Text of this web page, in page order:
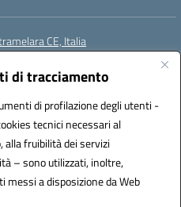
di tracciamento
di profilazione degli utenti -
tecnici necessari al
fruibilità dei servizi
– sono utilizzati, inoltre,
a disposizione da Web
CE, Italia
(IPA): istsc_CEIC8AB009